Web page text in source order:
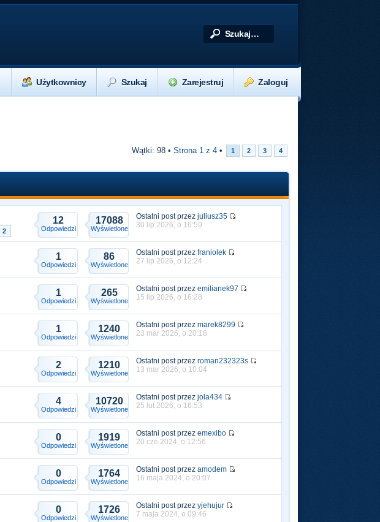
Zaloguj
Zarejestruj
Szukaj
Użytkownicy
Wątki: 98 • Strona 1z 4• 1 2 3 4
2
12
Odpowiedzi
17088
Wyświetlone
Ostatni post przezjuliusz35
30 lip 2026, o 16:59
1
Odpowiedzi
86
Wyświetlone
Ostatni post przezfraniolek
27 lip 2026, o 12:24
1
Odpowiedzi
265
Wyświetlone
Ostatni post przezemilianek97
15 lip 2026, o 16:28
1
Odpowiedzi
1240
Wyświetlone
Ostatni post przezmarek8299
23 mar 2026, o 20:18
2
Odpowiedzi
1210
Wyświetlone
Ostatni post przezroman232323s
13 mar 2026, o 10:04
4
Odpowiedzi
10720
Wyświetlone
Ostatni post przezjola434
25 lut 2026, o 16:53
0
Odpowiedzi
1919
Wyświetlone
Ostatni post przezemexibo
20 cze 2024, o 12:56
0
Odpowiedzi
1764
Wyświetlone
Ostatni post przezamodem
16 maja 2024, o 20:07
0
Odpowiedzi
1726
Wyświetlone
Ostatni post przezyjehujur
7 maja 2024, o 09:46